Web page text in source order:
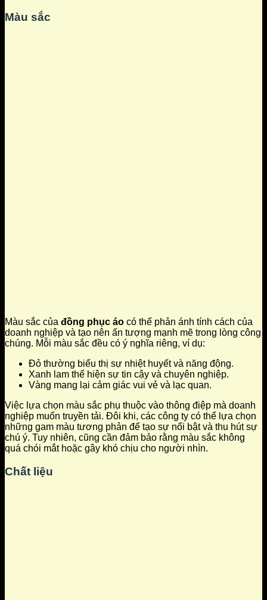
Màu sắc
Màu sắc của đồng phục áo có thể phản ánh tính cách của
doanh nghiệp và tạo nên ấn tượng mạnh mẽ trong lòng công
chúng. Mỗi màu sắc đều có ý nghĩa riêng, ví dụ:
Đỏ thường biểu thị sự nhiệt huyết và năng động.
Xanh lam thể hiện sự tin cậy và chuyên nghiệp.
Vàng mang lại cảm giác vui vẻ và lạc quan.
Việc lựa chọn màu sắc phụ thuộc vào thông điệp mà doanh
nghiệp muốn truyền tải. Đôi khi, các công ty có thể lựa chọn
những gam màu tương phản để tạo sự nổi bật và thu hút sự
chú ý. Tuy nhiên, cũng cần đảm bảo rằng màu sắc không
quá chói mắt hoặc gây khó chịu cho người nhìn.
Chất liệu